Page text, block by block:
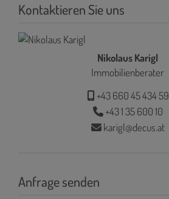
Kontaktieren Sie uns
Nikolaus Karigl
Immobilienberater
+43 660 45 434 59
+43 1 35 600 10
karigl@decus.at
Anfrage senden